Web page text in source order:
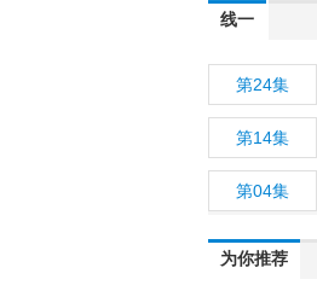
线一
第24集
第14集
第04集
为你推荐